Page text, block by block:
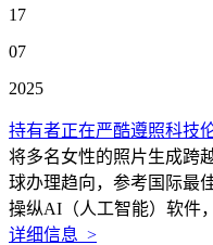
17
07
2025
持有者正在严酷遵照科技
将多名女性的照片生成跨
球办理趋向，参考国际最
操纵AI（人工智能）软件
详细信息 >